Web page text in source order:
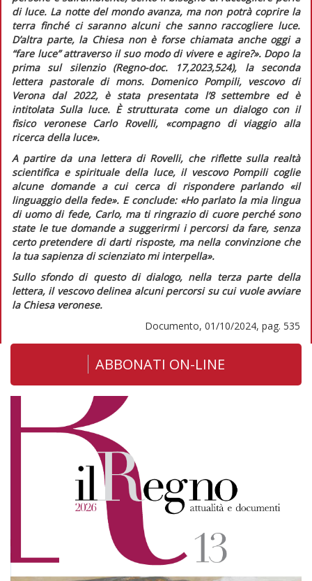
di luce. La notte del mondo avanza, ma non potrà coprire la
terra finché ci saranno alcuni che sanno raccogliere luce.
D’altra parte, la Chiesa non è forse chiamata anche oggi a
“fare luce” attraverso il suo modo di vivere e agire?». Dopo la
prima sul silenzio (Regno-doc.
17,2023,524), la seconda
lettera pastorale di mons. Domenico Pompili, vescovo di
Verona dal 2022, è stata presentata l’8 settembre ed è
intitolata Sulla luce. È strutturata come un dialogo con il
fisico veronese Carlo Rovelli, «compagno di viaggio alla
ricerca della luce».
A partire da una lettera di Rovelli, che riflette sulla realtà
scientifica e spirituale della luce, il vescovo Pompili coglie
alcune domande a cui cerca di rispondere parlando «il
linguaggio della fede». E conclude: «Ho parlato la mia lingua
di uomo di fede, Carlo, ma ti ringrazio di cuore perché sono
state le tue domande a suggerirmi i percorsi da fare, senza
certo pretendere di darti risposte, ma nella convinzione che
la tua sapienza di scienziato mi interpella».
Sullo sfondo di questo di dialogo, nella terza parte della
lettera, il vescovo delinea alcuni percorsi su cui vuole avviare
la Chiesa veronese.
Documento, 01/10/2024, pag. 535
ABBONATI ON-LINE